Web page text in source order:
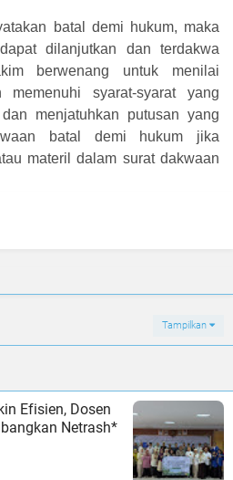
batal demi hukum, maka
dilanjutkan dan terdakwa
berwenang untuk menilai
syarat-syarat yang
menjatuhkan putusan yang
batal demi hukum jika
materil dalam surat dakwaan
Tampilkan
Efisien, Dosen
Netrash*